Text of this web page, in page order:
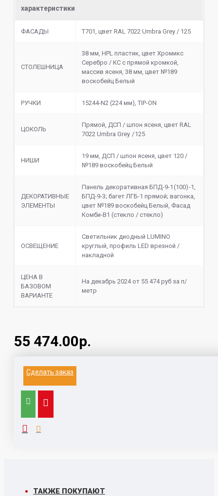
характеристики
ФАСАДЫ Т701, цвет RAL 7022 Umbra Grey / 125
СТОЛЕШНИЦА
38 мм, HPL пластик, цвет Хромикс
Серебро / КС с прямой кромкой,
массив ясеня, 38 мм, цвет №189
воскобейц Белый
РУЧКИ 15244-N2 (224 мм), TIP-ON
ЦОКОЛЬ
Прямой, ДСП / шпон ясеня, цвет RAL
7022 Umbra Grey / 125
НИШИ
19 мм, ДСП / шпон ясеня, цвет 120 /
№189 воскобейц Белый
ДЕКОРАТИВНЫЕ
ЭЛЕМЕНТЫ
Панель декоративная БПД-9-1 (100) -1,
БПД-9-3; багет ЛГБ-1 прямой; вагонка,
цвет №189 воскобейц Белый, Фасад
Комби-В1 (стекло / стекло)
ОСВЕЩЕНИЕ
Светильник диодный LUMINO
круглый, профиль LED врезной /
накладной
ЦЕНА В
БАЗОВОМ
ВАРИАНТЕ
На декабрь 2024 от 55 474 руб за п/
метр
55 474.00р.
Сделать заказ
Информация на данном сайте не является
Выезд к заказчику для замера и расчета, с
ТАКЖЕ ПОКУПАЮТ